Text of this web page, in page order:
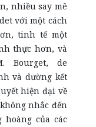
nhiều say mê
với một cách
tinh tế một
thực hơn, và
Bourget, de
và dường kết
hiện đại về
nhắc đến
của các